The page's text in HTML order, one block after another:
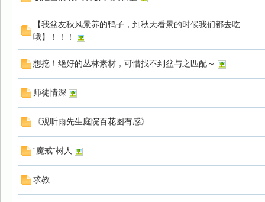
【我盆友秋风景养的鸭子，到秋天看景的时候我们都去吃
哦】！！！
想挖！绝好的丛林素材，可惜找不到盆与之匹配～
师徒情深
《观听雨先生庭院百花图有感》
“魔戒”树人
求教